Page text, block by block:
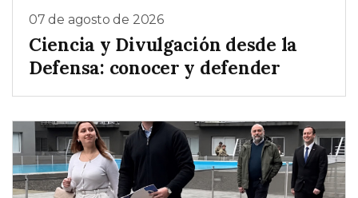
07 de agosto de 2026
Ciencia y Divulgación desde la
Defensa: conocer y defender